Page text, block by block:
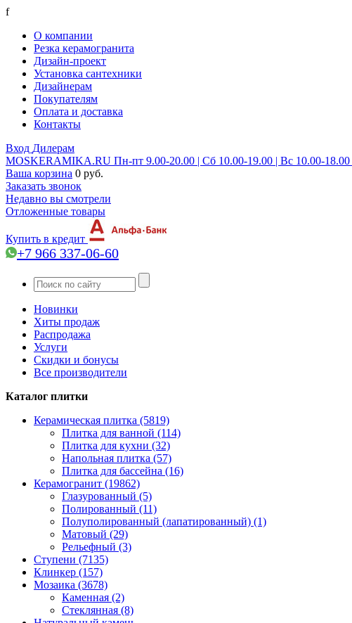
f
О компании
Резка керамогранита
Дизайн-проект
Установка сантехники
Дизайнерам
Покупателям
Оплата и доставка
Контакты
Вход Дилерам
MOSKERAMIKA.RU Пн-пт 9.00-20.00 | Сб 10.00-19.00 | Вс 10.00-18.00
Ваша корзина 0 руб.
Заказать звонок
Недавно вы смотрели
Отложенные товары
Купить в кредит
+7 966 337-06-60
Новинки
Хиты продаж
Распродажа
Услуги
Скидки и бонусы
Все производители
Каталог плитки
Керамическая плитка (5819)
Плитка для ванной (114)
Плитка для кухни (32)
Напольная плитка (57)
Плитка для бассейна (16)
Керамогранит (19862)
Глазурованный (5)
Полированный (11)
Полуполированный (лапатированный) (1)
Матовый (29)
Рельефный (3)
Ступени (7135)
Клинкер (157)
Мозаика (3678)
Каменная (2)
Стеклянная (8)